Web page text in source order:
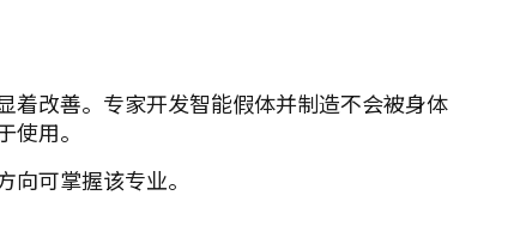
着改善。专家开发智能假体并制造不会被身体
用。
可掌握该专业。